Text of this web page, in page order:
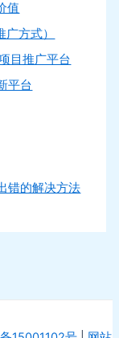
值
方式）
目推广平台
平台
错的解决方法